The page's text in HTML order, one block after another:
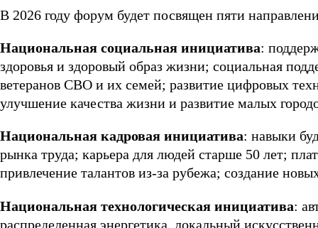
В 2026 году форум будет посвящен пяти
Национальная социальная инициатива:
здоровья и здоровый образ жизни; социальная
ветеранов СВО и их семей; развитие цифровых
улучшение качества жизни и развитие малых
Национальная кадровая инициатива: навыки
рынка труда; карьера для людей старше 50 лет;
привлечение талантов из-за рубежа; создание
Национальная технологическая инициатива:
распределенная энергетика, локальный